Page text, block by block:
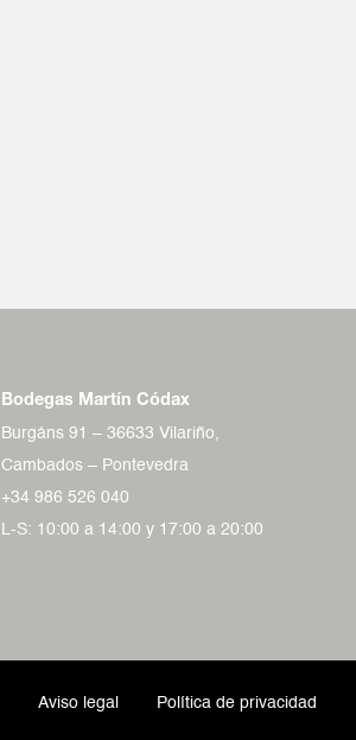
Bodegas Martín Códax
Burgáns 91 – 36633 Vilariño,
Cambados – Pontevedra
+34 986 526 040
L-S: 10:00 a 14:00 y 17:00 a 20:00
Aviso legal Política de privacidad